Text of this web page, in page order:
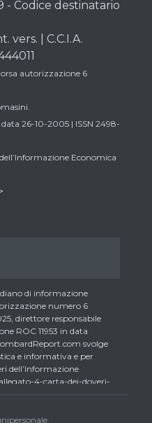
- Codice destinatario
vers. | C.C.I.A.
autorizzazione 6
26-10-2005 | ISSN 2498-
Economica
di informazione
numero 6
direttore responsabile
ROC 11953 in data
svolge
e informativa e per
dell’Informazione
4-carta-dei-doveri-
di LombardReport.com